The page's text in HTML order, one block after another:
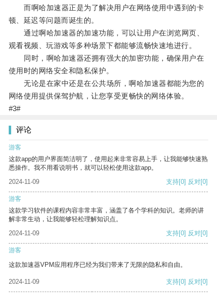
而啊哈加速器正是为了解决用户在网络使用中遇到的卡
顿、延迟等问题而诞生的。
通过啊哈加速器的加速功能，可以让用户在浏览网页、
观看视频、玩游戏等多种场景下都能够流畅快速地进行。
同时，啊哈加速器还拥有强大的加密功能，确保用户在
使用时的网络安全和隐私保护。
无论是在家中还是在公共场所，啊哈加速器都能为您的
网络使用提供保驾护航，让您享受更畅快的网络体验。
#3#
评论
游客
这款app的用户界面简洁明了，使用起来非常容易上手，让我能够快速熟
悉操作。我不用看说明书，就可以轻松使用这款app。
2024-11-09
支持[0] 反对[0]
游客
这款学习软件的课程内容非常丰富，涵盖了各个学科的知识。老师的讲
解非常生动，让我能够轻松理解知识点。
2024-11-09
支持[0] 反对[0]
游客
这款加速器VPM应用程序已经为我们带来了无限的隐私和自由。
2024-11-09 支持[0] 反对[0]